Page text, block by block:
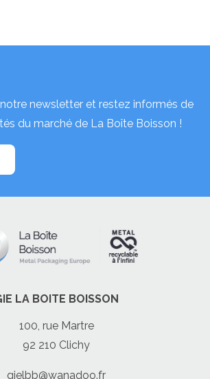
newsletter et restez informés de
du marché de La Boîte Boisson !
LA BOITE BOISSON
100, rue Martre
92 210 Clichy
gielbb@wanadoo.fr